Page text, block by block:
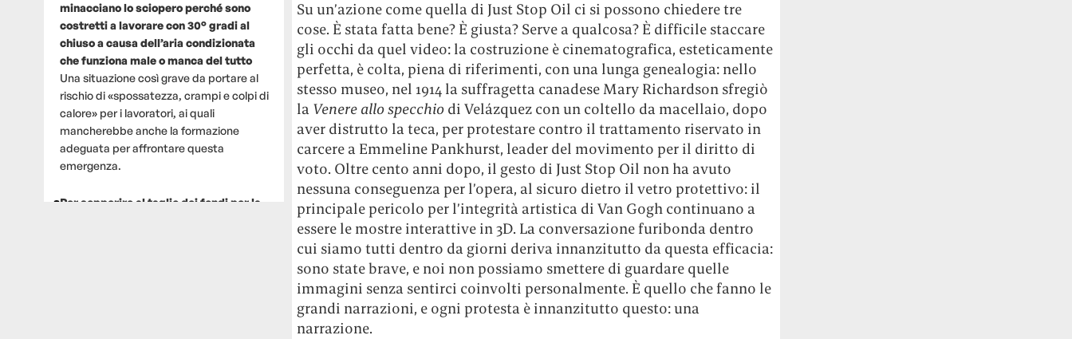
minacciano lo sciopero perché sono
costretti a lavorare con 30° gradi al
chiuso a causa dell’aria condizionata
che funziona male o manca del tutto
Una situazione così grave da portare al
rischio di «spossatezza, crampi e colpi di
calore» per i lavoratori, ai quali
mancherebbe anche la formazione
adeguata per affrontare questa
emergenza.
Per sopperire al taglio dei fondi per la
Su un’azione come quella di Just Stop Oil ci si possono chiedere tre
cose. È stata fatta bene? È giusta? Serve a qualcosa? È difficile staccare
gli occhi da quel video: la costruzione è cinematografica, esteticamente
perfetta, è colta, piena di riferimenti, con una lunga genealogia: nello
stesso museo, nel 1914 la suffragetta canadese Mary Richardson sfregiò
la Venere allo specchiodi Velázquez con un coltello da macellaio, dopo
aver distrutto la teca, per protestare contro il trattamento riservato in
carcere a Emmeline Pankhurst, leader del movimento per il diritto di
voto. Oltre cento anni dopo, il gesto di Just Stop Oil non ha avuto
nessuna conseguenza per l’opera, al sicuro dietro il vetro protettivo: il
principale pericolo per l’integrità artistica di Van Gogh continuano a
essere le mostre interattive in 3D. La conversazione furibonda dentro
cui siamo tutti dentro da giorni deriva innanzitutto da questa efficacia:
sono state brave, e noi non possiamo smettere di guardare quelle
immagini senza sentirci coinvolti personalmente. È quello che fanno le
grandi narrazioni, e ogni protesta è innanzitutto questo: una
narrazione.